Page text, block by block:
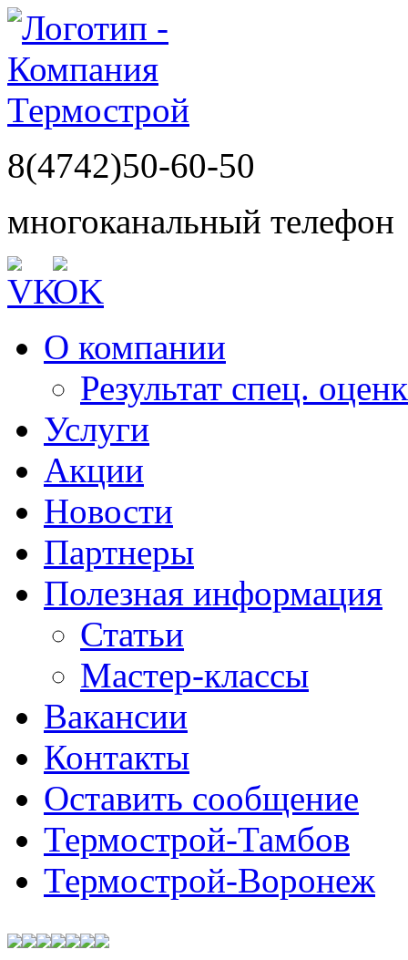
8(4742)50-60-50
многоканальный телефон
О компании
Результат спец.
Услуги
Акции
Новости
Партнеры
Полезная информация
Статьи
Мастер-классы
Вакансии
Контакты
Оставить сообщение
Термострой-Тамбов
Термострой-Воронеж